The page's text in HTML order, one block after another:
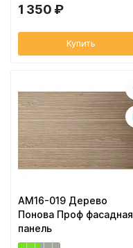
1 350 ₽
Купить
AM16-019 Дерево
Понова Проф фасадная
панель